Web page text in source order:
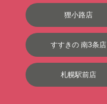
狸小路店
すすきの 南3条店
札幌駅前店